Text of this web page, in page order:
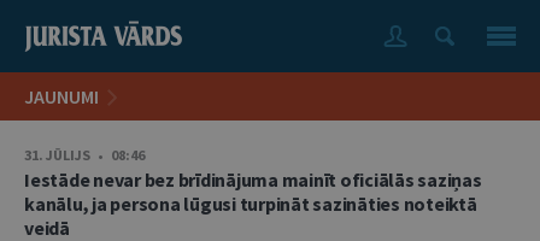
JAUNUMI
31. JŪLIJS • 08:46
Iestāde nevar bez brīdinājuma mainīt oficiālās saziņas
kanālu, ja persona lūgusi turpināt sazināties noteiktā
veidā